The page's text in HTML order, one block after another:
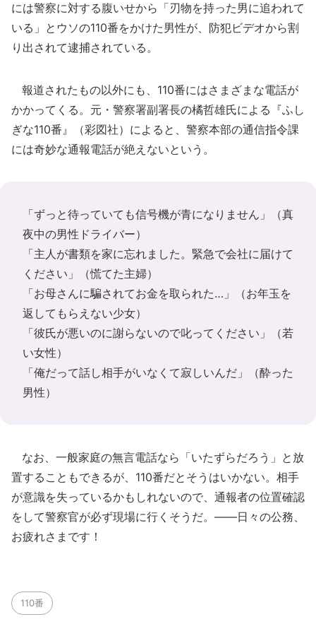
には警察に対する腹いせから「刃物を持った男に追われて
いる」とウソの110番をかけた男性が、防犯ビデオから割
り出されて逮捕されている。
報道されたもの以外にも、110番にはさまざまな電話が
かかってくる。元・警察署副署長の橘哲雄氏による『ふし
ぎな110番』（彩図社）によると、警察本部の通信指令課
には奇妙な通報電話が絶えないという。
「ずっと待っていても信号機が青になりません」（真
夜中の男性ドライバー）
「主人が書類を家に忘れました。緊急で会社に届けて
ください」（慌てた主婦）
「お母さんに騙されてお金を取られた…」（お年玉を
返してもらえない少女）
「彼氏が悪いのに謝らないので叱ってください」（若
い女性）
「俺だって話し相手がいなくて寂しいんだ」（酔った
男性）
なお、一般家庭の無言電話なら「いたずらだろう」と放
置することもできるが、110番だとそうはいかない。相手
が意識を失っているかもしれないので、通報者の位置確認
をして警察官が必ず現場に行くそうだ。――日々の公務、
お疲れさまです！
110番